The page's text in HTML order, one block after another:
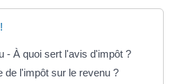
- À quoi sert l'avis d'impôt ?
de l'impôt sur le revenu ?